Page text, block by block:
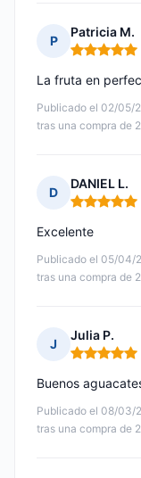
P
Patricia M.
Nota: 5 de 5
Publicado el 02/05/
tras una compra de
La fruta en
D
DANIEL L.
Nota: 5 de 5
Publicado el 05/04/
tras una compra de
Excelente
J
Julia P.
Nota: 5 de 5
Publicado el 08/03/
tras una compra de
Buenos